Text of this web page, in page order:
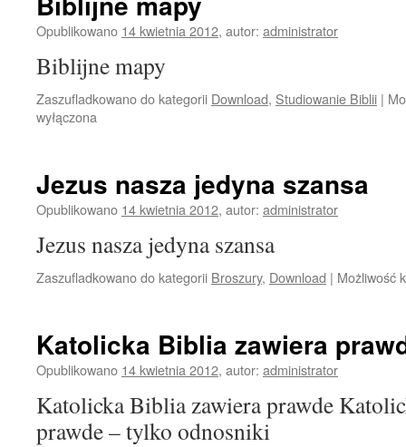
Opublikowano 14 kwietnia 2012, autor: administrator
Biblijne mapy
Zaszufladkowano do kategorii Download, Studiowanie Biblii |
wyłączona
Jezus nasza jedyna szansa
Opublikowano 14 kwietnia 2012, autor: administrator
Jezus nasza jedyna szansa
Zaszufladkowano do kategorii Broszury, Download | Możliwość
Katolicka Biblia zawiera
Opublikowano 14 kwietnia 2012, autor: administrator
Katolicka Biblia zawiera prawde
prawde – tylko odnosniki